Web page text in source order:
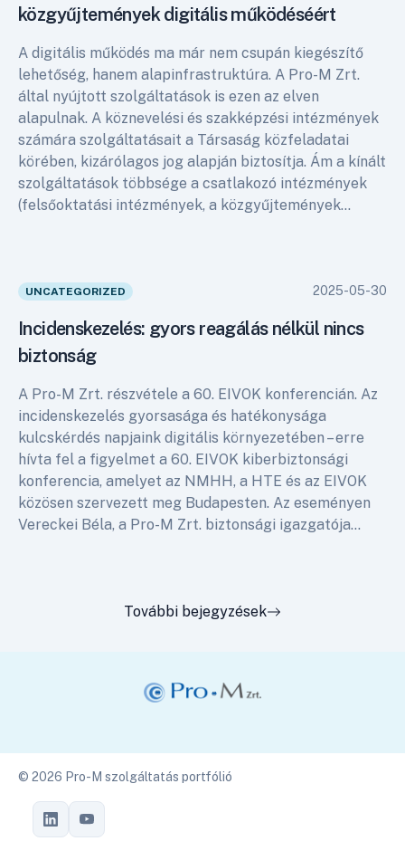
közgyűjtemények digitális működéséért
A digitális működés ma már nem csupán kiegészítő
lehetőség, hanem alapinfrastruktúra. A Pro-M Zrt.
által nyújtott szolgáltatások is ezen az elven
alapulnak. A köznevelési és szakképzési intézmények
számára szolgáltatásait a Társaság közfeladatai
körében, kizárólagos jog alapján biztosítja. Ám a kínált
szolgáltatások többsége a csatlakozó intézmények
(felsőoktatási intézmények, a közgyűjtemények…
UNCATEGORIZED 2025-05-30
Incidenskezelés: gyors reagálás nélkül nincs
biztonság
A Pro-M Zrt. részvétele a 60. EIVOK konferencián. Az
incidenskezelés gyorsasága és hatékonysága
kulcskérdés napjaink digitális környezetében – erre
hívta fel a figyelmet a 60. EIVOK kiberbiztonsági
konferencia, amelyet az NMHH, a HTE és az EIVOK
közösen szervezett meg Budapesten. Az eseményen
Vereckei Béla, a Pro-M Zrt. biztonsági igazgatója…
További bejegyzések
© 2026 Pro-M szolgáltatás portfólió